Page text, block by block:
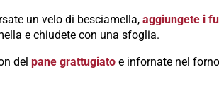
un velo di besciamella,aggiungete i
e chiudete con una sfoglia.
delpane grattugiato e infornate nel forno